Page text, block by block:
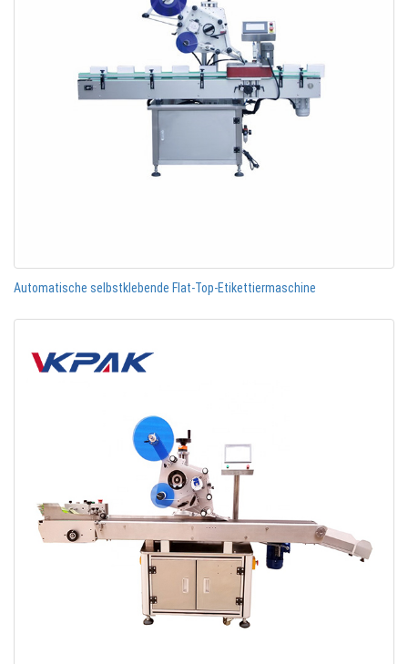
Automatische selbstklebende Flat-Top-Etikettiermaschine